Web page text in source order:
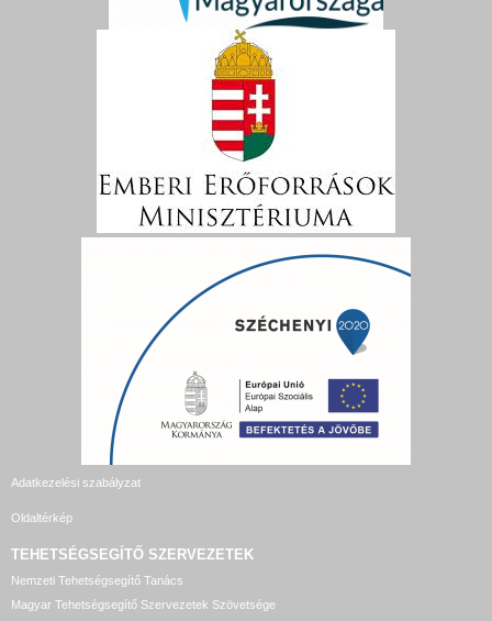
Adatkezelési szabályzat
Oldaltérkép
TEHETSÉGSEGÍTŐ SZERVEZETEK
Nemzeti Tehetségsegítő Tanács
Magyar Tehetségsegítő Szervezetek Szövetsége